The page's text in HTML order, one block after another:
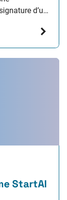
d’un
des
StartAI